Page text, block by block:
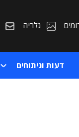
גלריה
דעות וניתוחים